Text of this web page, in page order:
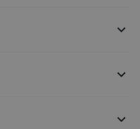


